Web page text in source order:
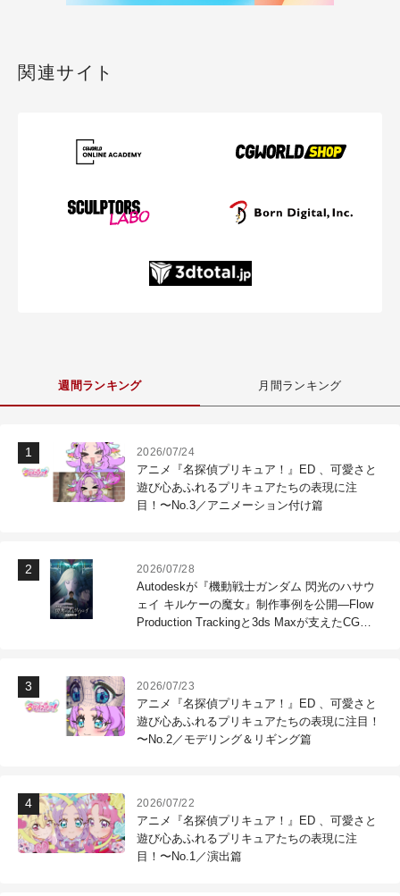
関連サイト
週間ランキング 月間ランキング
2026/07/24
アニメ『名探偵プリキュア！』ED 、可愛さと
遊び心あふれるプリキュアたちの表現に注
目！〜No.3／アニメーション付け篇
2026/07/28
Autodeskが『機動戦士ガンダム 閃光のハサウ
ェイ キルケーの魔女』制作事例を公開―Flow
Production Trackingと3ds Maxが支えたCG制
2026/07/23
アニメ『名探偵プリキュア！』ED 、可愛さと
遊び心あふれるプリキュアたちの表現に注目！
〜No.2／モデリング＆リギング篇
2026/07/22
アニメ『名探偵プリキュア！』ED 、可愛さと
遊び心あふれるプリキュアたちの表現に注
目！〜No.1／演出篇